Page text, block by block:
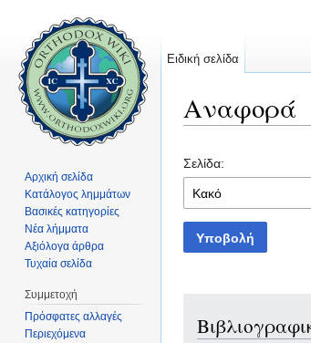
Αναφορά
Σελίδα:
Υποβολή
Ειδική σελίδα
Αρχική σελίδα
Κατάλογος λημμάτων
Βασικές κατηγορίες
Νέα λήμματα
Αξιόλογα άρθρα
Τυχαία σελίδα
Συμμετοχή
Πρόσφατες αλλαγές
Περιεχόμενα